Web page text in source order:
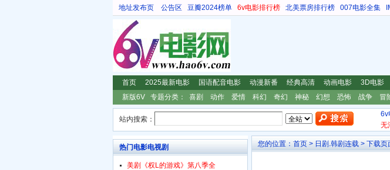
地址发布页 公告区 豆瓣2024榜单 6v电影排行榜 北美票房排行榜 007电影全集
首页 2025最新电影 国语配音电影 动漫新番 经典高清 动画电影 3D电影
新版6V
专题分类： 喜剧 动作 爱情 科幻 奇幻 神秘 幻想 恐怖 战争 冒
站内搜索：
6v
无
您的位置： 首页 > 日剧.韩剧连载 > 下载页
热门电影电视剧
美剧《权L的游戏》第八季全